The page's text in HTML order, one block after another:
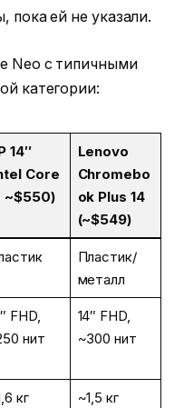
пока ей не указали.
Neo с типичными
категории:
14″
Core
~$550)
Lenovo
Chromebo
ok Plus 14
(~$549)
Пластик/
металл
FHD,
нит
14″ FHD,
~300 нит
кг ~1,5 кг